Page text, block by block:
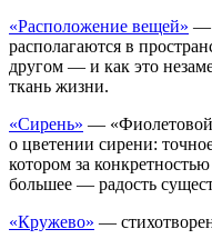
«Расположение вещей» —
располагаются в
другом — и как это
ткань жизни.
«Сирень» —
о цветении сирени:
котором за
большее — радость
«Кружево» —